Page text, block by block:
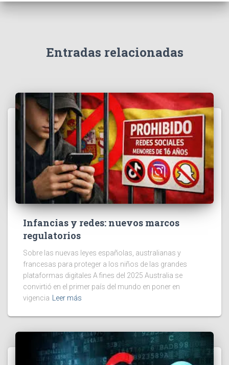
Entradas relacionadas
Infancias y redes: nuevos marcos
regulatorios
Sobre las nuevas leyes españolas, australianas y
francesas para proteger a los niños de las grandes
plataformas digitales A fines del 2025 Australia se
convirtió en el primer país del mundo en poner en
vigencia Leer más